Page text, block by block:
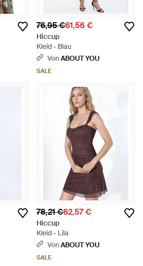
76,95 €61,56 €
Hiccup
Kleid - Blau
VonABOUT YOU
SALE
78,21 €62,57 €
Hiccup
Kleid - Lila
VonABOUT YOU
SALE